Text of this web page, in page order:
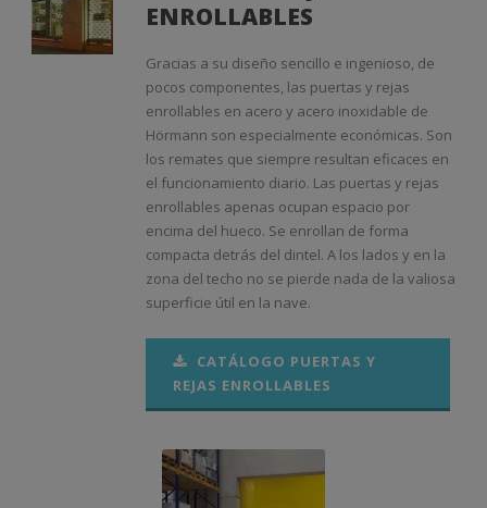
ENROLLABLES
Gracias a su diseño sencillo e ingenioso, de
pocos componentes, las puertas y rejas
enrollables en acero y acero inoxidable de
Hörmann son especialmente económicas. Son
los remates que siempre resultan eficaces en
el funcionamiento diario. Las puertas y rejas
enrollables apenas ocupan espacio por
encima del hueco. Se enrollan de forma
compacta detrás del dintel. A los lados y en la
zona del techo no se pierde nada de la valiosa
superficie útil en la nave.
CATÁLOGO PUERTAS Y
REJAS ENROLLABLES